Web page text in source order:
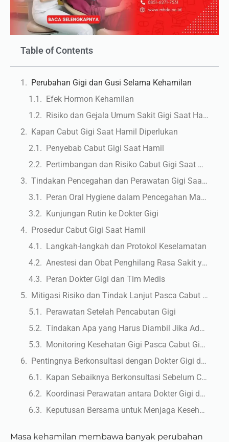
Table of Contents
Perubahan Gigi dan Gusi Selama Kehamilan
Efek Hormon Kehamilan
Risiko dan Gejala Umum Sakit Gigi Saat Hamil
Kapan Cabut Gigi Saat Hamil Diperlukan
Penyebab Cabut Gigi Saat Hamil
Pertimbangan dan Risiko Cabut Gigi Saat Hamil
Tindakan Pencegahan dan Perawatan Gigi Saat Hamil
Peran Oral Hygiene dalam Pencegahan Masalah Gigi
Kunjungan Rutin ke Dokter Gigi
Prosedur Cabut Gigi Saat Hamil
Langkah-langkah dan Protokol Keselamatan
Anestesi dan Obat Penghilang Rasa Sakit yang Aman
Peran Dokter Gigi dan Tim Medis
Mitigasi Risiko dan Tindak Lanjut Pasca Cabut Gigi
Perawatan Setelah Pencabutan Gigi
Tindakan Apa yang Harus Diambil Jika Ada Komplikasi
Monitoring Kesehatan Gigi Pasca Cabut Gigi Selama Kehamilan
Pentingnya Berkonsultasi dengan Dokter Gigi dan Dokter Kandungan
Kapan Sebaiknya Berkonsultasi Sebelum Cabut Gigi
Koordinasi Perawatan antara Dokter Gigi dan Dokter Kandungan
Keputusan Bersama untuk Menjaga Kesehatan Ibu dan Bayi
Masa kehamilan membawa banyak perubahan